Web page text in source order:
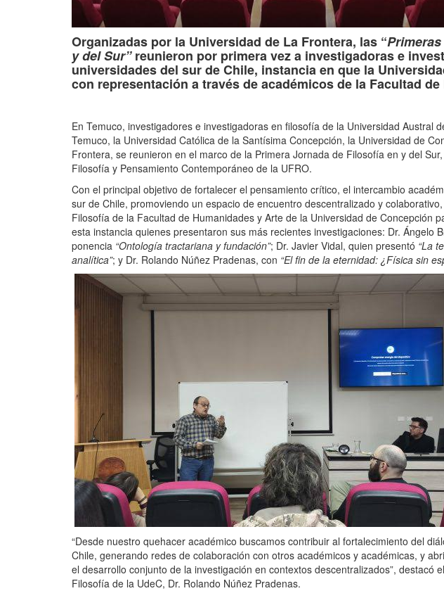
Organizadas por la Universidad de La Frontera, las “
y del Sur”reunieron por primera vez a investigadoras e
universidades del sur de Chile, instancia en que la
con representación a través de académicos de la Facultad
En Temuco, investigadores e investigadoras en filosofía de la Universidad Austral
Temuco, la Universidad Católica de la Santísima Concepción, la Universidad de
Frontera, se reunieron en el marco de la Primera Jornada de Filosofía en y del
Filosofía y Pensamiento Contemporáneo de la UFRO.
Con el principal objetivo de fortalecer el pensamiento crítico, el intercambio
sur de Chile, promoviendo un espacio de encuentro descentralizado y
Filosofía de la Facultad de Humanidades y Arte de la Universidad de Concepción
esta instancia quienes presentaron sus más recientes investigaciones: Dr. Ángelo
ponencia “Ontología tractariana y fundación”; Dr. Javier Vidal, quien presentó “La
analítica”; y Dr. Rolando Núñez Pradenas, con “El fin de la eternidad: ¿Física sin
“Desde nuestro quehacer académico buscamos contribuir al fortalecimiento del
Chile, generando redes de colaboración con otros académicos y académicas, y
el desarrollo conjunto de la investigación en contextos descentralizados”, destacó
Filosofía de la UdeC, Dr. Rolando Núñez Pradenas.